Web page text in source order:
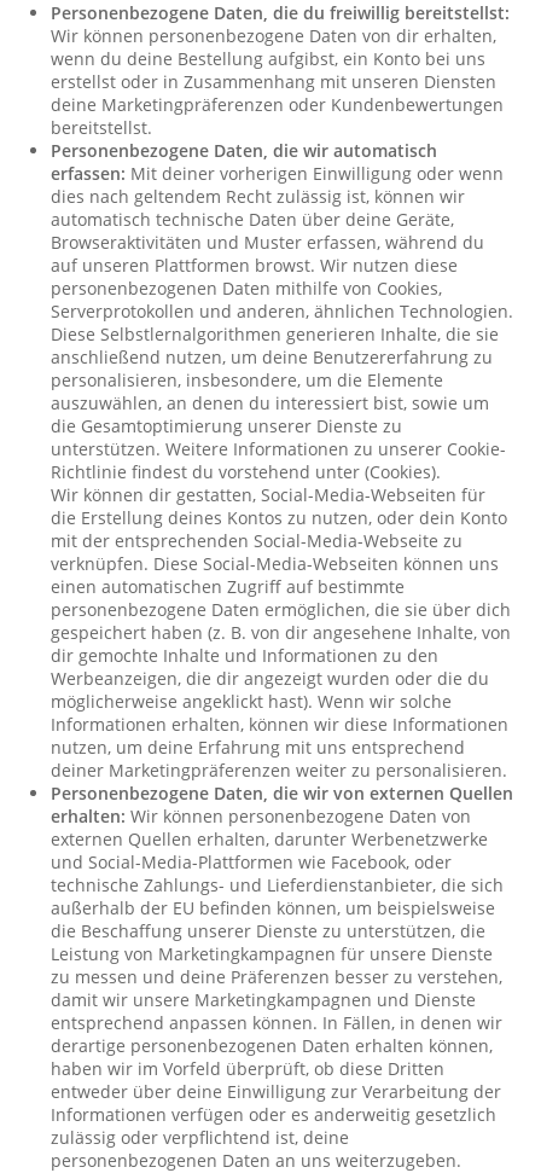
Personenbezogene Daten, die du freiwillig bereitstellst:
Wir können personenbezogene Daten von dir erhalten,
wenn du deine Bestellung aufgibst, ein Konto bei uns
erstellst oder in Zusammenhang mit unseren Diensten
deine Marketingpräferenzen oder Kundenbewertungen
bereitstellst.
Personenbezogene Daten, die wir automatisch
erfassen: Mit deiner vorherigen Einwilligung oder wenn
dies nach geltendem Recht zulässig ist, können wir
automatisch technische Daten über deine Geräte,
Browseraktivitäten und Muster erfassen, während du
auf unseren Plattformen browst. Wir nutzen diese
personenbezogenen Daten mithilfe von Cookies,
Serverprotokollen und anderen, ähnlichen Technologien.
Diese Selbstlernalgorithmen generieren Inhalte, die sie
anschließend nutzen, um deine Benutzererfahrung zu
personalisieren, insbesondere, um die Elemente
auszuwählen, an denen du interessiert bist, sowie um
die Gesamtoptimierung unserer Dienste zu
unterstützen. Weitere Informationen zu unserer Cookie-
Richtlinie findest du vorstehend unter (Cookies).
Wir können dir gestatten, Social-Media-Webseiten für
die Erstellung deines Kontos zu nutzen, oder dein Konto
mit der entsprechenden Social-Media-Webseite zu
verknüpfen. Diese Social-Media-Webseiten können uns
einen automatischen Zugriff auf bestimmte
personenbezogene Daten ermöglichen, die sie über dich
gespeichert haben (z. B. von dir angesehene Inhalte, von
dir gemochte Inhalte und Informationen zu den
Werbeanzeigen, die dir angezeigt wurden oder die du
möglicherweise angeklickt hast). Wenn wir solche
Informationen erhalten, können wir diese Informationen
nutzen, um deine Erfahrung mit uns entsprechend
deiner Marketingpräferenzen weiter zu personalisieren.
Personenbezogene Daten, die wir von externen Quellen
erhalten: Wir können personenbezogene Daten von
externen Quellen erhalten, darunter Werbenetzwerke
und Social-Media-Plattformen wie Facebook, oder
technische Zahlungs- und Lieferdienstanbieter, die sich
außerhalb der EU befinden können, um beispielsweise
die Beschaffung unserer Dienste zu unterstützen, die
Leistung von Marketingkampagnen für unsere Dienste
zu messen und deine Präferenzen besser zu verstehen,
damit wir unsere Marketingkampagnen und Dienste
entsprechend anpassen können. In Fällen, in denen wir
derartige personenbezogenen Daten erhalten können,
haben wir im Vorfeld überprüft, ob diese Dritten
entweder über deine Einwilligung zur Verarbeitung der
Informationen verfügen oder es anderweitig gesetzlich
zulässig oder verpflichtend ist, deine
personenbezogenen Daten an uns weiterzugeben.